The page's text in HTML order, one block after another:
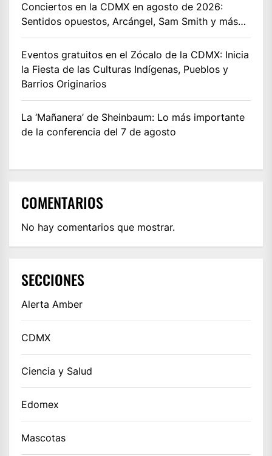
Conciertos en la CDMX en agosto de 2026:
Sentidos opuestos, Arcángel, Sam Smith y más…
Eventos gratuitos en el Zócalo de la CDMX: Inicia
la Fiesta de las Culturas Indígenas, Pueblos y
Barrios Originarios
La ‘Mañanera’ de Sheinbaum: Lo más importante
de la conferencia del 7 de agosto
COMENTARIOS
No hay comentarios que mostrar.
SECCIONES
Alerta Amber
CDMX
Ciencia y Salud
Edomex
Mascotas